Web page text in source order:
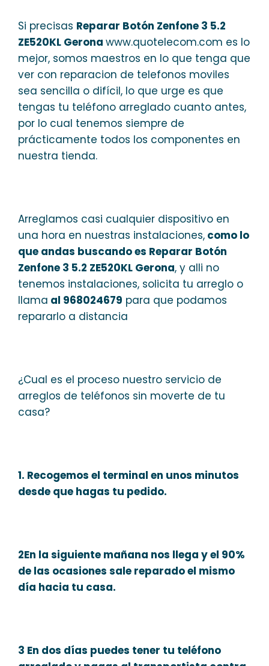
Si precisas Reparar Botón Zenfone 3 5.2
ZE520KL Gerona www.quotelecom.com es lo
mejor, somos maestros en lo que tenga que
ver con reparacion de telefonos moviles
sea sencilla o difícil, lo que urge es que
tengas tu teléfono arreglado cuanto antes,
por lo cual tenemos siempre de
prácticamente todos los componentes en
nuestra tienda.
Arreglamos casi cualquier dispositivo en
una hora en nuestras instalaciones, como lo
que andas buscando es Reparar Botón
Zenfone 3 5.2 ZE520KL Gerona, y alli no
tenemos instalaciones, solicita tu arreglo o
llama al 968024679 para que podamos
repararlo a distancia
¿Cual es el proceso nuestro servicio de
arreglos de teléfonos sin moverte de tu
casa?
1. Recogemos el terminal en unos minutos
desde que hagas tu pedido.
2En la siguiente mañana nos llega y el 90%
de las ocasiones sale reparado el mismo
día hacia tu casa.
3 En dos días puedes tener tu teléfono